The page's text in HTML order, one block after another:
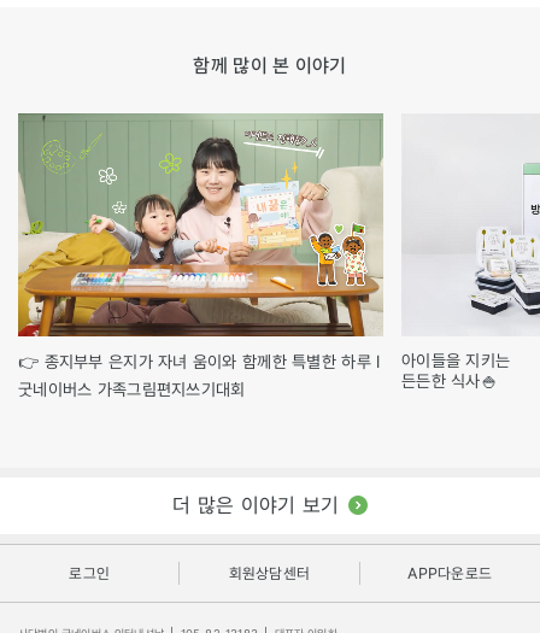
함께 많이 본 이야기
👉 종지부부 은지가 자녀 움이와 함께한 특별한 하루 l
굿네이버스 가족그림편지쓰기대회
아이들을 지키는
든든한 식사🍚
더 많은 이야기 보기
로그인 회원상담센터 APP다운로드